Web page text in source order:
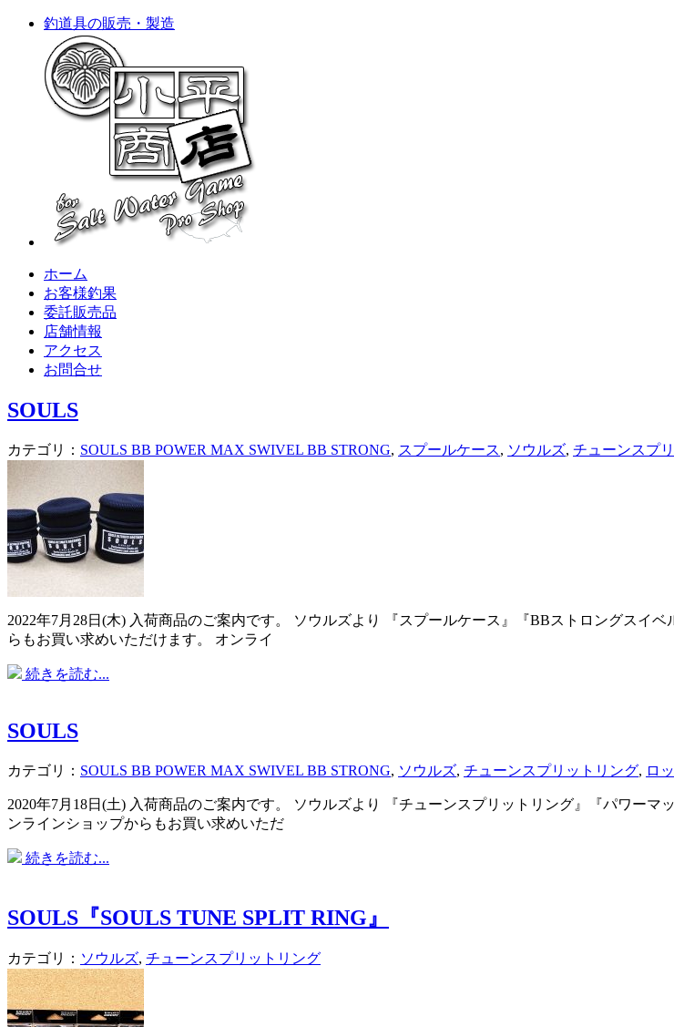
釣道具の販売・製造
ホーム
お客様釣果
委託販売品
店舗情報
アクセス
お問合せ
SOULS
カテゴリ： SOULS BB POWER MAX SWIVEL BB STRONG, スプールケース, ソウルズ, チューンスプ
2022年7月28日(木) 入荷商品のご案内です。 ソウルズより 『スプールケース』『BBストロングス
らもお買い求めいただけます。 オンライ
続きを読む...
SOULS
カテゴリ： SOULS BB POWER MAX SWIVEL BB STRONG, ソウルズ, チューンスプリットリング, ロ
2020年7月18日(土) 入荷商品のご案内です。 ソウルズより 『チューンスプリットリング』『パワー
ンラインショップからもお買い求めいただ
続きを読む...
SOULS『SOULS TUNE SPLIT RING』
カテゴリ： ソウルズ, チューンスプリットリング